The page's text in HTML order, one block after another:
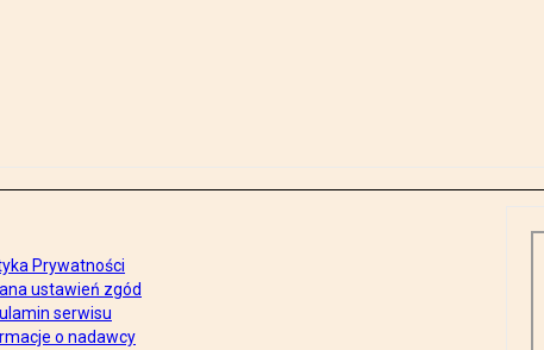
Prywatności
ustawień zgód
serwisu
o nadawcy